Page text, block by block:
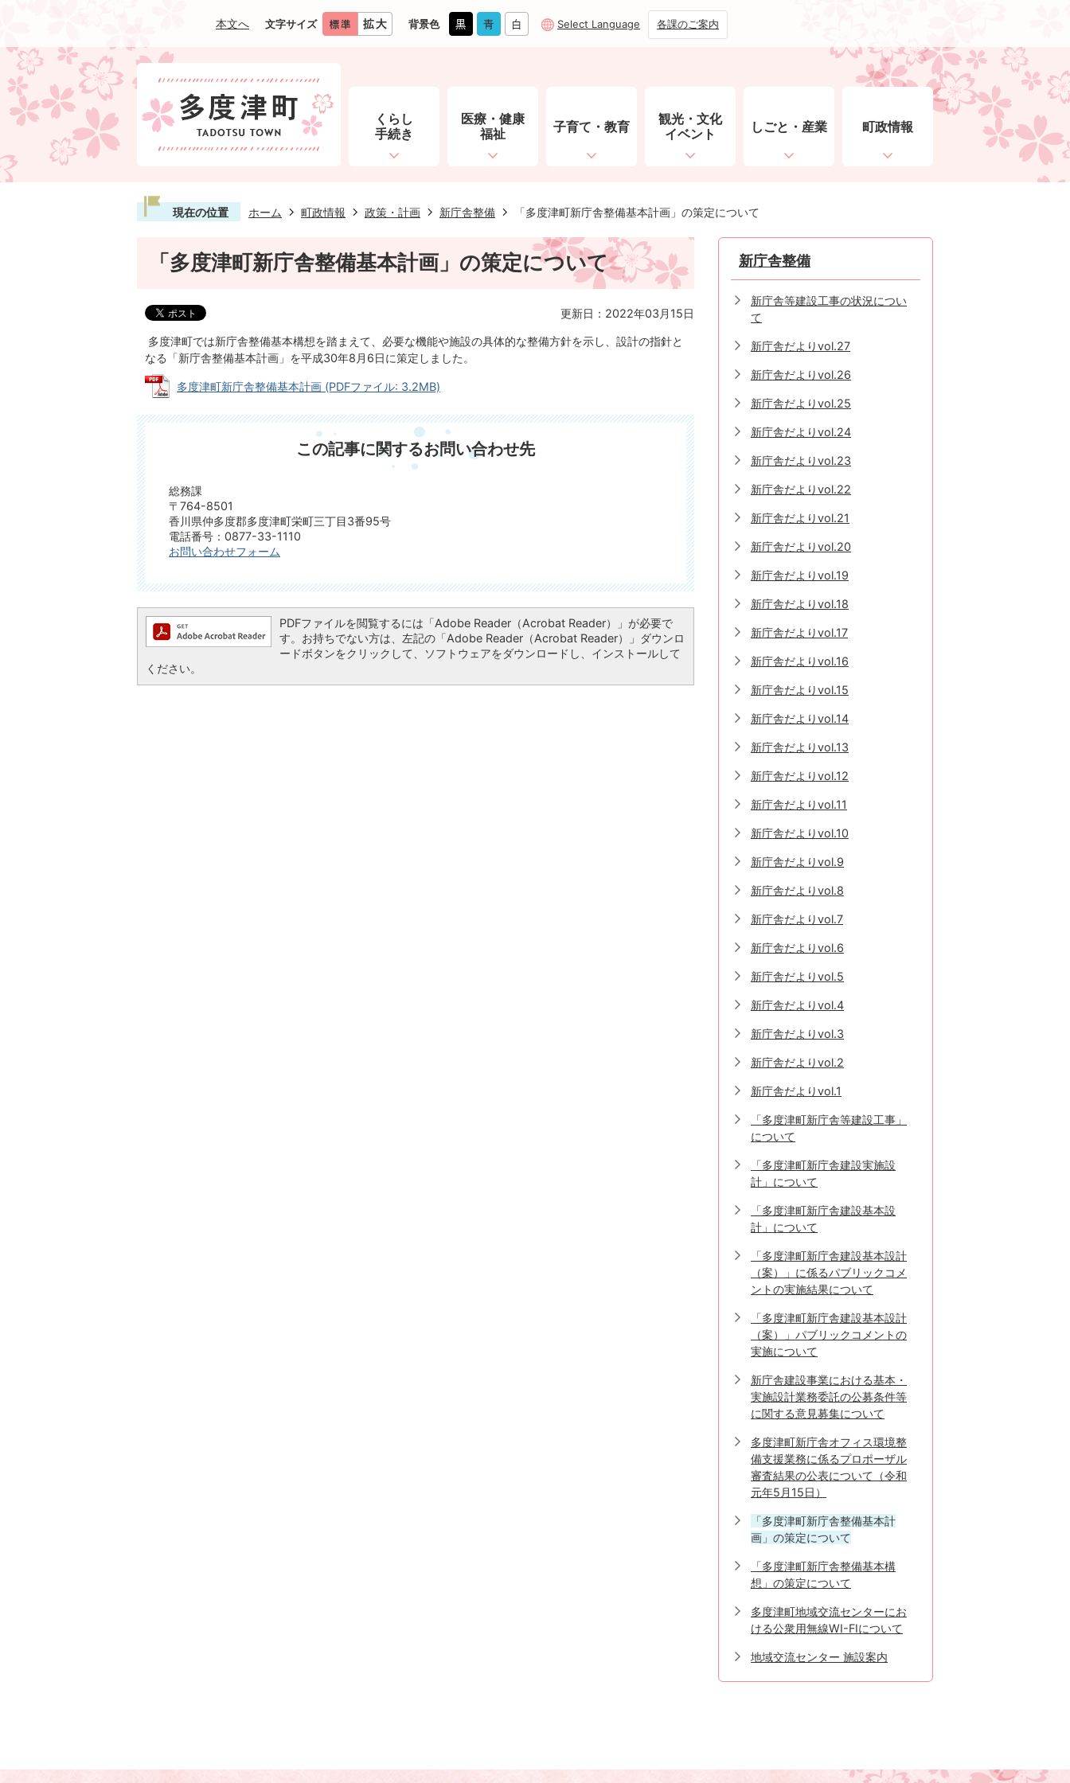
本文へ 文字サイズ 背景色 Select Language 各課のご案内
くらし
手続き
医療・健康
福祉
子育て・教育
観光・文化
イベント
しごと・産業 町政情報
現在の位置 ホーム 町政情報 政策・計画 新庁舎整備 「多度津町新庁舎整備基本計画」の策定について
「多度津町新庁舎整備基本計画」の策定について
更新日：2022年03月15日
多度津町では新庁舎整備基本構想を踏まえて、必要な機能や施設の具体的な整備方針を示し、設計の指針と
なる「新庁舎整備基本計画」を平成30年8月6日に策定しました。
多度津町新庁舎整備基本計画 (PDFファイル: 3.2MB)
この記事に関するお問い合わせ先
総務課
〒764-8501
香川県仲多度郡多度津町栄町三丁目3番95号
電話番号：0877-33-1110
お問い合わせフォーム
PDFファイルを閲覧するには「Adobe Reader（Acrobat Reader）」が必要で
す。お持ちでない方は、左記の「Adobe Reader（Acrobat Reader）」ダウンロ
ードボタンをクリックして、ソフトウェアをダウンロードし、インストールして
ください。
新庁舎整備
新庁舎等建設工事の状況につい
て
新庁舎だよりvol.27
新庁舎だよりvol.26
新庁舎だよりvol.25
新庁舎だよりvol.24
新庁舎だよりvol.23
新庁舎だよりvol.22
新庁舎だよりvol.21
新庁舎だよりvol.20
新庁舎だよりvol.19
新庁舎だよりvol.18
新庁舎だよりvol.17
新庁舎だよりvol.16
新庁舎だよりvol.15
新庁舎だよりvol.14
新庁舎だよりvol.13
新庁舎だよりvol.12
新庁舎だよりvol.11
新庁舎だよりvol.10
新庁舎だよりvol.9
新庁舎だよりvol.8
新庁舎だよりvol.7
新庁舎だよりvol.6
新庁舎だよりvol.5
新庁舎だよりvol.4
新庁舎だよりvol.3
新庁舎だよりvol.2
新庁舎だよりvol.1
「多度津町新庁舎等建設工事」
について
「多度津町新庁舎建設実施設
計」について
「多度津町新庁舎建設基本設
計」について
「多度津町新庁舎建設基本設計
（案）」に係るパブリックコメ
ントの実施結果について
「多度津町新庁舎建設基本設計
（案）」パブリックコメントの
実施について
新庁舎建設事業における基本・
実施設計業務委託の公募条件等
に関する意見募集について
多度津町新庁舎オフィス環境整
備支援業務に係るプロポーザル
審査結果の公表について（令和
元年5月15日）
「多度津町新庁舎整備基本計
画」の策定について
「多度津町新庁舎整備基本構
想」の策定について
多度津町地域交流センターにお
ける公衆用無線WI-FIについて
地域交流センター 施設案内